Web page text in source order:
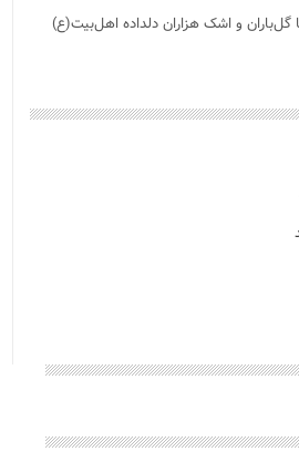
و اشک هزاران دلداده اهل‌بیت(ع)